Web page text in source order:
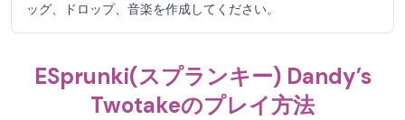
ッグ、ドロップ、音楽を作成してください。
ESprunki(スプランキー) Dandy’s
Twotakeのプレイ方法